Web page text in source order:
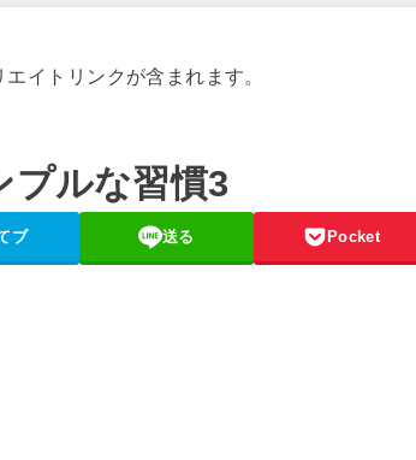
イトリンクが含まれます。
プルな習慣3
ブ 送る Pocket